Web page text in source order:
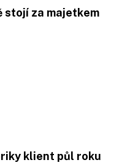
stojí za majetkem
klient půl roku